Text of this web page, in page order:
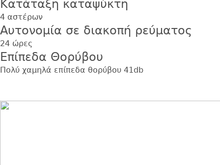
Κατάταξη καταψύκτη
4 αστέρων
Αυτονομία σε διακοπή ρεύματος
24 ώρες
Επίπεδα Θορύβου
Πολύ χαμηλά επίπεδα θορύβου 41db
Εικόνα